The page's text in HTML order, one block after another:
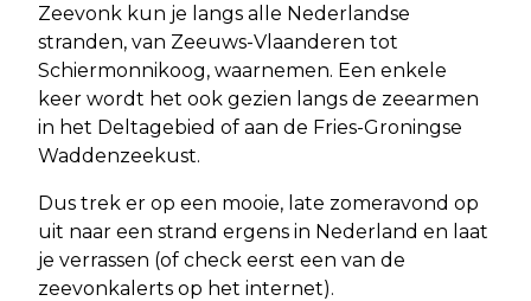
Zeevonk kun je langs alle Nederlandse
stranden, van Zeeuws-Vlaanderen tot
Schiermonnikoog, waarnemen. Een enkele
keer wordt het ook gezien langs de zeearmen
in het Deltagebied of aan de Fries-Groningse
Waddenzeekust.
Dus trek er op een mooie, late zomeravond op
uit naar een strand ergens in Nederland en laat
je verrassen (of check eerst een van de
zeevonkalerts op het internet).